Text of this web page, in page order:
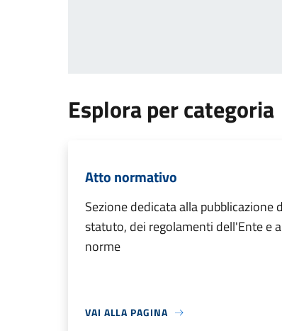
Esplora per categoria
Atto normativo
Sezione dedicata alla pubblicazione
statuto, dei regolamenti dell'Ente e
norme
VAI ALLA PAGINA